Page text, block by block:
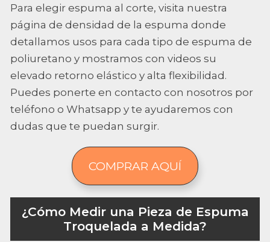
Para elegir espuma al corte, visita nuestra
página de densidad de la espuma donde
detallamos usos para cada tipo de espuma de
poliuretano y mostramos con videos su
elevado retorno elástico y alta flexibilidad.
Puedes ponerte en contacto con nosotros por
teléfono o Whatsapp y te ayudaremos con
dudas que te puedan surgir.
COMPRAR AQUÍ
¿Cómo Medir una Pieza de Espuma
Troquelada a Medida?